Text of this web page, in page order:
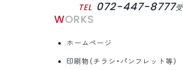
TEL 072-447-8777
WORKS
ホームページ
印刷物（チラシ・パンフレット等）